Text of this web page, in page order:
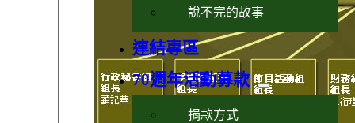
說不完的故事
連結專區
70週年活動募款
捐款方式